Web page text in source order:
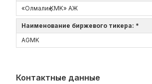
«Олмалиқ KMK» AЖ
Наименование биржевого тикера: *
AGMK
Контактные данные